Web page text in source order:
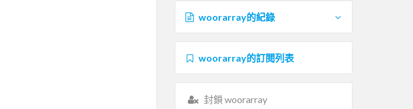
woorarray的紀錄
woorarray的訂閱列表
封鎖 woorarray